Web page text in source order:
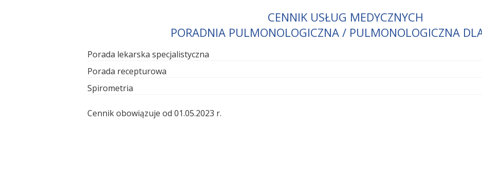
CENNIK USŁUG MEDYCZNYCH
PORADNIA PULMONOLOGICZNA / PULMONOLOGICZNA
Porada lekarska specjalistyczna
Porada recepturowa
Spirometria
Cennik obowiązuje od 01.05.2023 r.